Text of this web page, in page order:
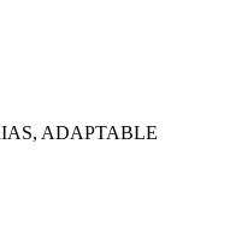
ADAPTABLE